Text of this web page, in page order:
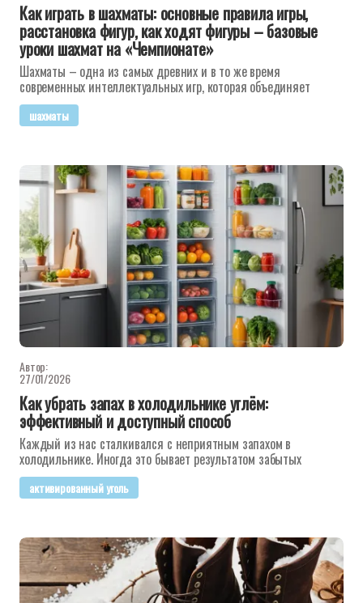
Как играть в шахматы: основные правила игры,
расстановка фигур, как ходят фигуры – базовые
уроки шахмат на «Чемпионате»
Шахматы – одна из самых древних и в то же время
современных интеллектуальных игр, которая объединяет
шахматы
Автор:
27/01/2026
Как убрать запах в холодильнике углём:
эффективный и доступный способ
Каждый из нас сталкивался с неприятным запахом в
холодильнике. Иногда это бывает результатом забытых
активированный уголь